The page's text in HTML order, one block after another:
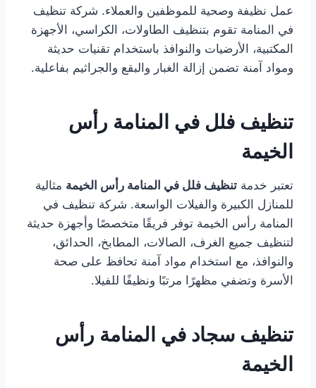
عمل نظيفة وصحية للموظفين والعملاء. شركة تنظيف
في المنامة تقوم بتنظيف الطاولات، الكراسي، الأجهزة
المكتبية، الأرضيات والنوافذ باستخدام تقنيات حديثة
ومواد آمنة تضمن إزالة الغبار والبقع والجراثيم بفاعلية.
تنظيف فلل في المنامة رأس
الخيمة
تعتبر خدمة تنظيف فلل في المنامة رأس الخيمة مثالية
للمنازل الكبيرة والفيلات الواسعة. شركة تنظيف في
المنامة رأس الخيمة توفر فريقًا متخصصًا وأجهزة حديثة
لتنظيف جميع الغرف، الصالات، المطابخ، الحدائق،
والنوافذ، مع استخدام مواد آمنة تحافظ على صحة
الأسرة وتضفي مظهرًا مرتبًا ونظيفًا للفيلا.
تنظيف سجاد في المنامة رأس
الخيمة